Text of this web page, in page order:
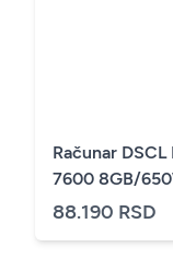
Računar
7600 8GB/
88.190 RSD